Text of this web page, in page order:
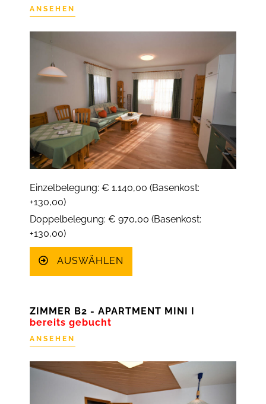
ANSEHEN
Einzelbelegung: € 1.140,00 (Basenkost:
+130,00)
Doppelbelegung: € 970,00 (Basenkost:
+130,00)
AUSWÄHLEN
ZIMMER B2 - APARTMENT MINI I
bereits gebucht
ANSEHEN